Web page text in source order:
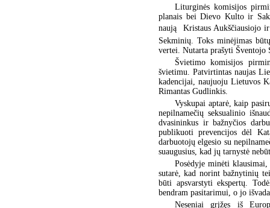
Liturginės komisijos
planais bei Dievo Kulto ir
naują  Kristaus
Sekminių. Toks minėjimas
vertei. Nutarta prašyti
Švietimo komisijos
švietimu. Patvirtintas naujas
kadencijai, naujuoju Lietuvos
Rimantas Gudlinkis.
Vyskupai aptarė, kaip
nepilnamečių seksualinio
dvasininkus ir bažnyčios
publikuoti prevencijos dėl
darbuotojų elgesio su
suaugusius, kad jų tarnystė
Posėdyje minėti
sutarė, kad norint bažnytinių
būti apsvarstyti ekspertų.
bendram pasitarimui, o jo
Neseniai grįžęs iš